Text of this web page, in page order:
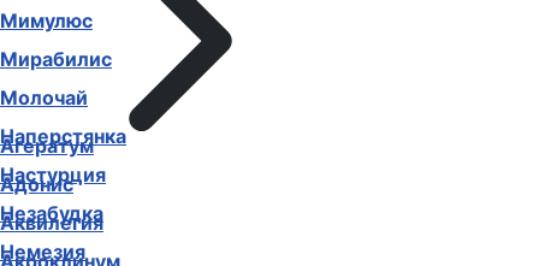
Агератум
Адонис
Аквилегия
Акроклинум
Мимулюс
Мирабилис
Молочай
Наперстянка
Настурция
Незабудка
Немезия